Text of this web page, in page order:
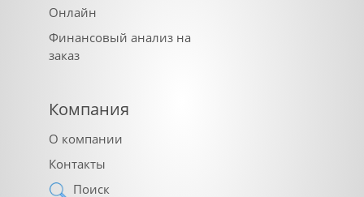
Онлайн
Финансовый анализ на
заказ
Компания
О компании
Контакты
Поиск